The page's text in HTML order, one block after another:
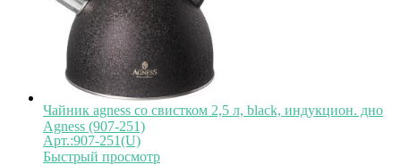
Чайник agness со свистком 2,5 л, black, индукцион. дно
Agness (907-251)
Арт.:907-251(U)
Быстрый просмотр